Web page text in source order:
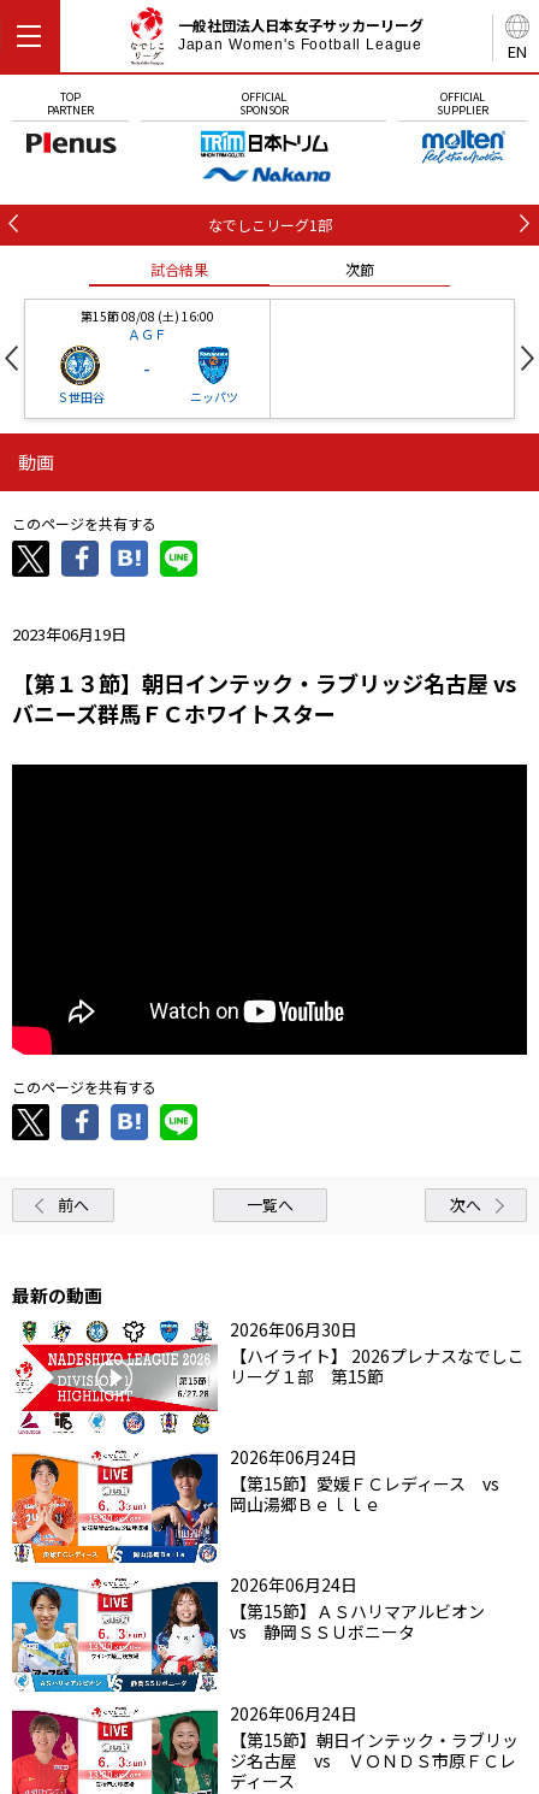
EN
一般社団法人日本女子サッカーリーグ
Japan Women's Football League
TOP
PARTNER
OFFICIAL
SPONSOR
OFFICIAL
SUPPLIER
なでしこリーグ1部
試合結果 次節
第15節 08/08 (土) 16:00
ＡＧＦ
Ｓ世田谷
-
ニッパツ
ニッパツ
ニッパツ
-
石人の星
動画
このページを共有する
2023年06月19日
【第１３節】朝日インテック・ラブリッジ名古屋 vs
バニーズ群馬ＦＣホワイトスター
このページを共有する
前へ 一覧へ 次へ
最新の動画
2026年06月30日
【ハイライト】 2026プレナスなでしこ
リーグ１部 第15節
2026年06月24日
【第15節】愛媛ＦＣレディース vs
岡山湯郷Ｂｅｌｌｅ
2026年06月24日
【第15節】ＡＳハリマアルビオン
vs 静岡ＳＳＵボニータ
2026年06月24日
【第15節】朝日インテック・ラブリッ
ジ名古屋 vs ＶＯＮＤＳ市原ＦＣレ
ディース